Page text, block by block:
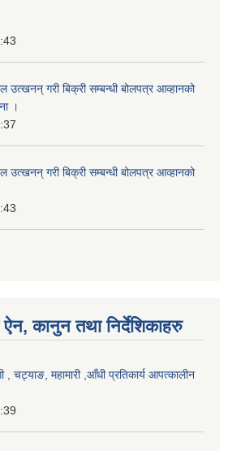
उत्खनन् गरी बिक्री सम्बन्धी बोलपत्र आव्हानको
।
उत्खनन् गरी बिक्री सम्बन्धी बोलपत्र आव्हानको
कानुन तथा निर्देशिकाहरु
चट्याङ, महामारी ,आँधी प्रतिकार्य आपत्कालीन